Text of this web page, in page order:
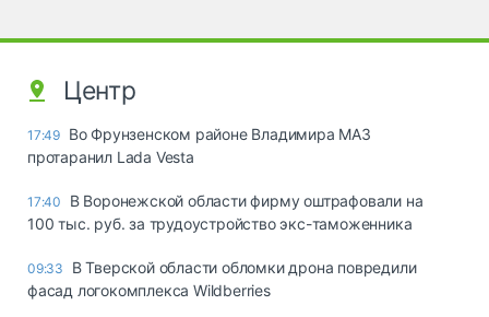
Центр
17:49 Во Фрунзенском районе Владимира МАЗ
протаранил Lada Vesta
17:40
В Воронежской области фирму оштрафовали на
100 тыс. руб. за трудоустройство экс-таможенника
09:33
В Тверской области обломки дрона повредили
фасад логокомплекса Wildberries